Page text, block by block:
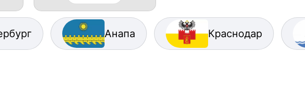
Анапа Краснодар